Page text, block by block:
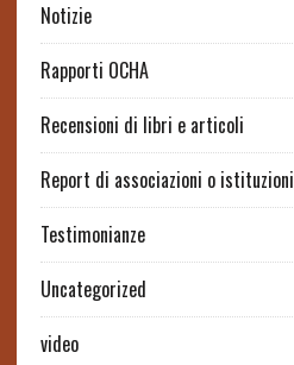
Notizie
Rapporti OCHA
Recensioni di libri e articoli
Report di associazioni o istituzioni
Testimonianze
Uncategorized
video